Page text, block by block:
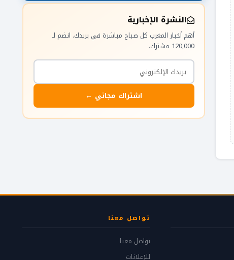
النشرة الإخبارية
أهم أخبار المغرب كل صباح مباشرة في بريدك. انضم لـ
120,000 مشترك.
اشتراك مجاني ←
تواصل معنا
تواصل معنا
للإعلانات